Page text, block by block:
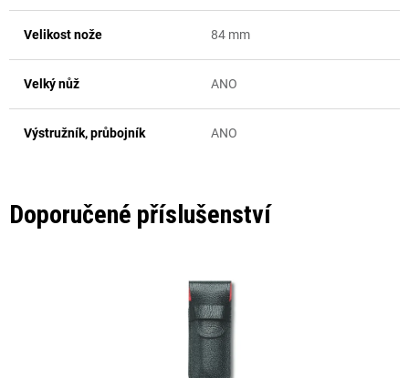
Velikost nože 84 mm
Velký nůž ANO
Výstružník, průbojník ANO
Doporučené příslušenství